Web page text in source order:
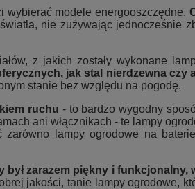
wybierać modele energooszczędne.
nie zużywając jednocześnie
z jakich zostały wykonane
jak stal nierdzewna czy
stanie bez względu na pogodę.
ruchu - to bardzo wygodny
ani włącznikach - te lampy
zarówno lampy ogrodowe na
zarazem piękny i
jakości, tanie lampy ogrodowe,